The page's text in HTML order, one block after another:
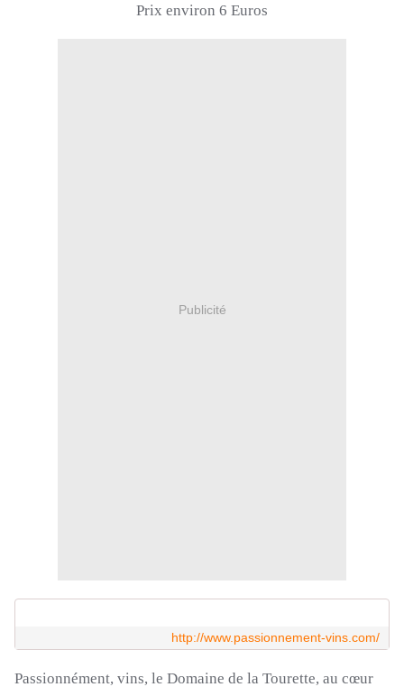
Prix environ 6 Euros
Publicité
http://www.passionnement-vins.com/
Passionnément, vins, le Domaine de la Tourette, au cœur